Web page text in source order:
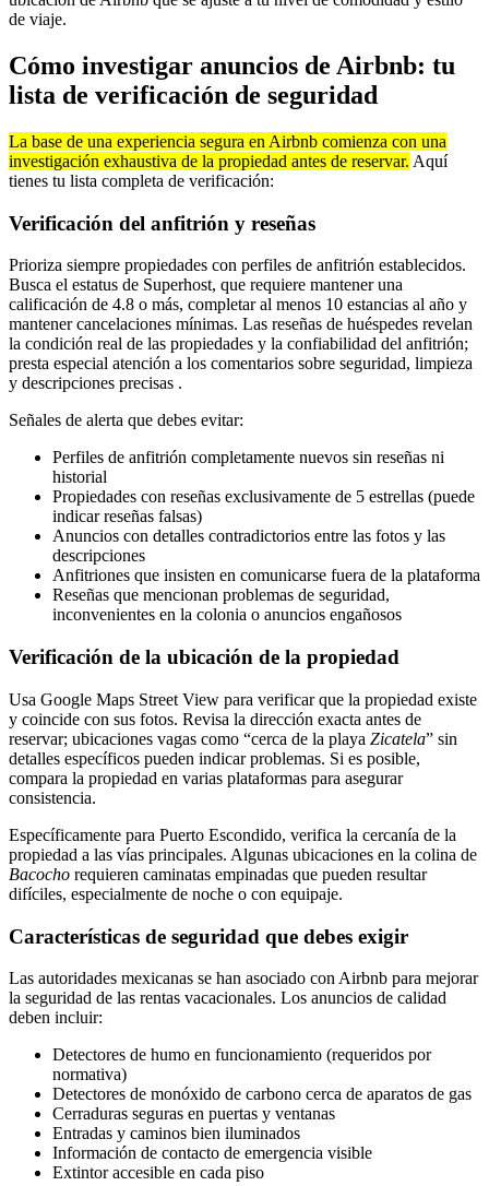
de viaje.
Cómo investigar anuncios de Airbnb: tu
lista de verificación de seguridad
La base de una experiencia segura en Airbnb comienza con una
investigación exhaustiva de la propiedad antes de reservar. Aquí
tienes tu lista completa de verificación:
Verificación del anfitrión y reseñas
Prioriza siempre propiedades con perfiles de anfitrión establecidos.
Busca el estatus de Superhost, que requiere mantener una
calificación de 4.8 o más, completar al menos 10 estancias al año y
mantener cancelaciones mínimas. Las reseñas de huéspedes revelan
la condición real de las propiedades y la confiabilidad del anfitrión;
presta especial atención a los comentarios sobre seguridad, limpieza
y descripciones precisas .
Señales de alerta que debes evitar:
Perfiles de anfitrión completamente nuevos sin reseñas ni
historial
Propiedades con reseñas exclusivamente de 5 estrellas (puede
indicar reseñas falsas)
Anuncios con detalles contradictorios entre las fotos y las
descripciones
Anfitriones que insisten en comunicarse fuera de la plataforma
Reseñas que mencionan problemas de seguridad,
inconvenientes en la colonia o anuncios engañosos
Verificación de la ubicación de la propiedad
Usa Google Maps Street View para verificar que la propiedad existe
y coincide con sus fotos. Revisa la dirección exacta antes de
reservar; ubicaciones vagas como “cerca de la playa Zicatela” sin
detalles específicos pueden indicar problemas. Si es posible,
compara la propiedad en varias plataformas para asegurar
consistencia.
Específicamente para Puerto Escondido, verifica la cercanía de la
propiedad a las vías principales. Algunas ubicaciones en la colina de
Bacocho requieren caminatas empinadas que pueden resultar
difíciles, especialmente de noche o con equipaje.
Características de seguridad que debes exigir
Las autoridades mexicanas se han asociado con Airbnb para mejorar
la seguridad de las rentas vacacionales. Los anuncios de calidad
deben incluir:
Detectores de humo en funcionamiento (requeridos por
normativa)
Detectores de monóxido de carbono cerca de aparatos de gas
Cerraduras seguras en puertas y ventanas
Entradas y caminos bien iluminados
Información de contacto de emergencia visible
Extintor accesible en cada piso